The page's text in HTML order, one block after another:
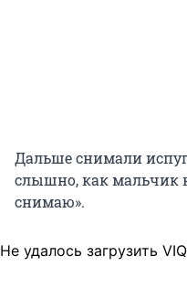
Дальше снимали
слышно, как мальчик
снимаю».
Не удалось загрузить